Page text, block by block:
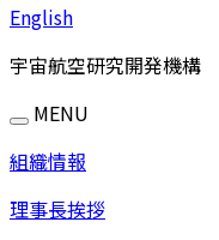
English
宇宙航空研究開発機構
MENU
組織情報
理事長挨拶